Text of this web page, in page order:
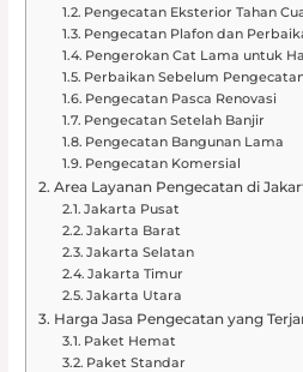
Pengecatan Eksterior Tahan
Pengecatan Plafon dan
Pengerokan Cat Lama untuk
Perbaikan Sebelum
Pengecatan Pasca Renovasi
Pengecatan Setelah Banjir
Pengecatan Bangunan Lama
Pengecatan Komersial
Area Layanan Pengecatan di
Jakarta Pusat
Jakarta Barat
Jakarta Selatan
Jakarta Timur
Jakarta Utara
Harga Jasa Pengecatan yang
Paket Hemat
Paket Standar